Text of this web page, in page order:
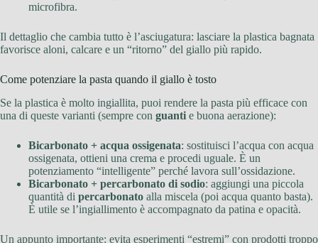
microfibra.
Il dettaglio che cambia tutto è l’asciugatura: lasciare la plastica bagnata
favorisce aloni, calcare e un “ritorno” del giallo più rapido.
Come potenziare la pasta quando il giallo è tosto
Se la plastica è molto ingiallita, puoi rendere la pasta più efficace con
una di queste varianti (sempre con guanti e buona aerazione):
Bicarbonato + acqua ossigenata: sostituisci l’acqua con acqua
ossigenata, ottieni una crema e procedi uguale. È un
potenziamento “intelligente” perché lavora sull’ossidazione.
Bicarbonato + percarbonato di sodio: aggiungi una piccola
quantità di percarbonato alla miscela (poi acqua quanto basta).
È utile se l’ingiallimento è accompagnato da patina e opacità.
Un appunto importante: evita esperimenti “estremi” con prodotti troppo